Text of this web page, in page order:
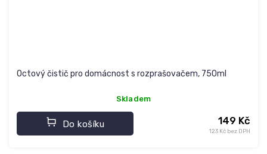
Octový čistič pro domácnost s rozprašovačem, 750ml
Skladem
123 Kč bez DPH
149 Kč
Do košíku